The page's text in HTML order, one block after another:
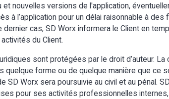
et nouvelles versions de l'application,
à l’application pour un délai raisonnable à
dernier cas, SD Worx informera le Client en
activités du Client.
sont protégées par le droit d’auteur.
quelque forme ou de quelque manière que ce
SD Worx sera poursuivie au civil et au pénal.
pour ses activités professionnelles